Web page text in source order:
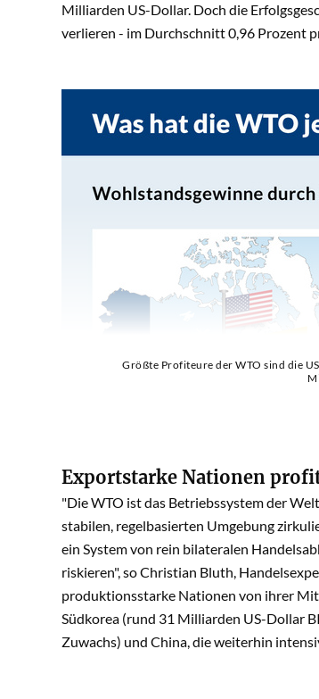
Milliarden US-Dollar. Doch die
verlieren - im Durchschnitt 0,96 Prozent
Größte Profiteure der WTO sind die
Exportstarke Nationen
"Die WTO ist das Betriebssystem der
stabilen, regelbasierten Umgebung
ein System von rein bilateralen
riskieren", so Christian Bluth,
produktionsstarke Nationen von ihrer
Südkorea (rund 31 Milliarden US-Dollar
Zuwachs) und China, die weiterhin